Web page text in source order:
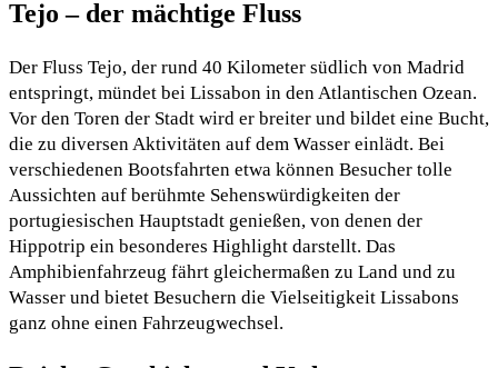
Tejo – der mächtige Fluss
Der Fluss Tejo, der rund 40 Kilometer südlich von Madrid
entspringt, mündet bei Lissabon in den Atlantischen Ozean.
Vor den Toren der Stadt wird er breiter und bildet eine Bucht,
die zu diversen Aktivitäten auf dem Wasser einlädt. Bei
verschiedenen Bootsfahrten etwa können Besucher tolle
Aussichten auf berühmte Sehenswürdigkeiten der
portugiesischen Hauptstadt genießen, von denen der
Hippotrip ein besonderes Highlight darstellt. Das
Amphibienfahrzeug fährt gleichermaßen zu Land und zu
Wasser und bietet Besuchern die Vielseitigkeit Lissabons
ganz ohne einen Fahrzeugwechsel.